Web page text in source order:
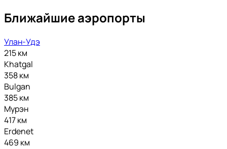
Ближайшие аэропорты
Улан-Удэ
215 км
Khatgal
358 км
Bulgan
385 км
Мурэн
417 км
Erdenet
469 км